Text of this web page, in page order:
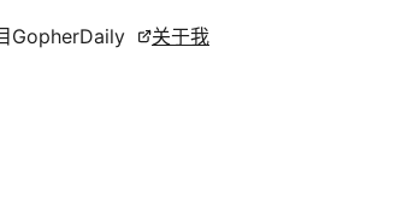
GopherDaily 关于我